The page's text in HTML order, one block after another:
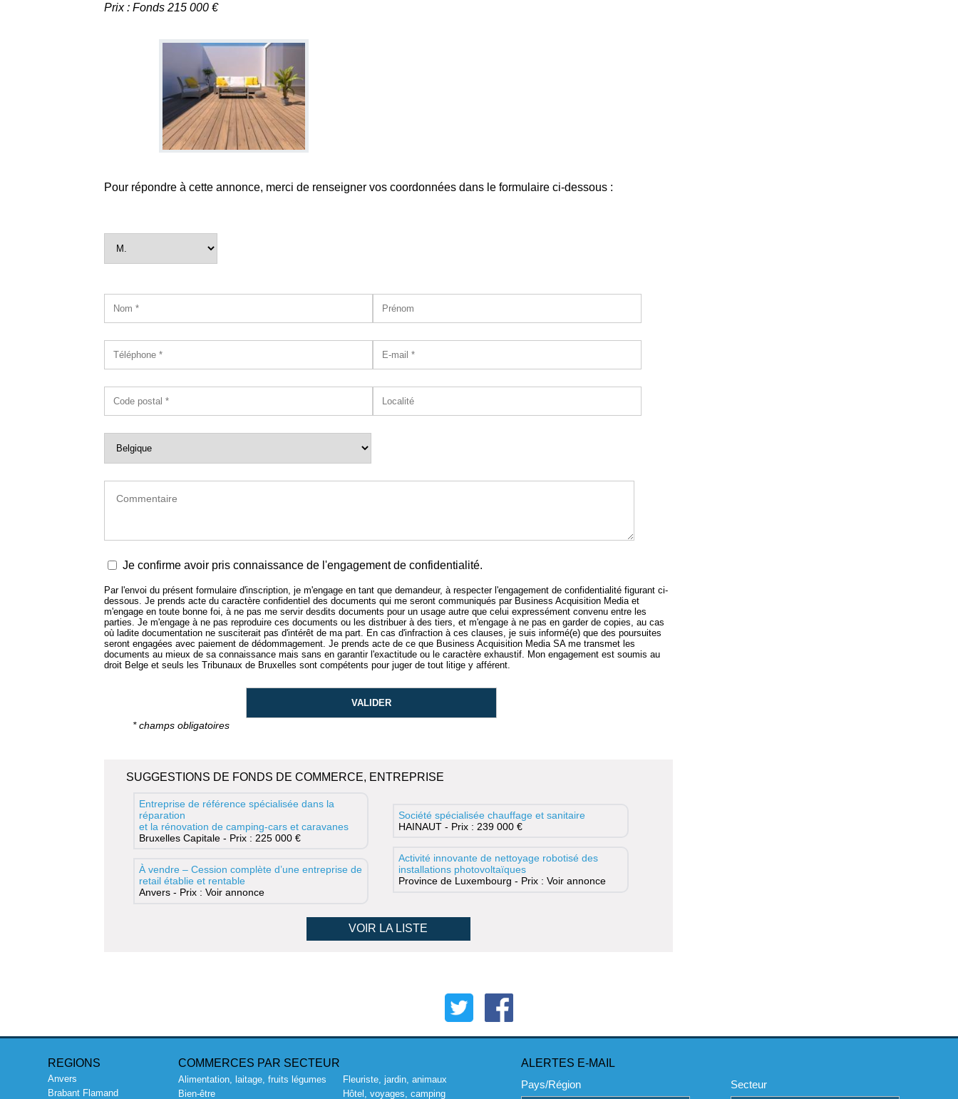
Prix : Fonds 215 000 €
Pour répondre à cette annonce, merci de renseigner vos coordonnées dans le formulaire ci-dessous :
Je confirme avoir pris connaissance de l'engagement de confidentialité.
Par l'envoi du présent formulaire d'inscription, je m'engage en tant que demandeur, à respecter l'engagement de confidentialité figurant ci-
dessous. Je prends acte du caractère confidentiel des documents qui me seront communiqués par Business Acquisition Media et
m'engage en toute bonne foi, à ne pas me servir desdits documents pour un usage autre que celui expressément convenu entre les
parties. Je m'engage à ne pas reproduire ces documents ou les distribuer à des tiers, et m'engage à ne pas en garder de copies, au cas
où ladite documentation ne susciterait pas d'intérêt de ma part. En cas d'infraction à ces clauses, je suis informé(e) que des poursuites
seront engagées avec paiement de dédommagement. Je prends acte de ce que Business Acquisition Media SA me transmet les
documents au mieux de sa connaissance mais sans en garantir l'exactitude ou le caractère exhaustif. Mon engagement est soumis au
droit Belge et seuls les Tribunaux de Bruxelles sont compétents pour juger de tout litige y afférent.
* champs obligatoires
SUGGESTIONS DE FONDS DE COMMERCE, ENTREPRISE
Entreprise de référence spécialisée dans la
réparation
et la rénovation de camping-cars et caravanes
Bruxelles Capitale - Prix : 225 000 €
À vendre – Cession complète d’une entreprise de
retail établie et rentable
Anvers - Prix : Voir annonce
Société spécialisée chauffage et sanitaire
HAINAUT - Prix : 239 000 €
Activité innovante de nettoyage robotisé des
installations photovoltaïques
Province de Luxembourg - Prix : Voir annonce
VOIR LA LISTE
REGIONS
Anvers
Brabant Flamand
COMMERCES PAR SECTEUR
Alimentation, laitage, fruits légumes
Bien-être
Fleuriste, jardin, animaux
Hôtel, voyages, camping
ALERTES E-MAIL
Pays/Région
Secteur